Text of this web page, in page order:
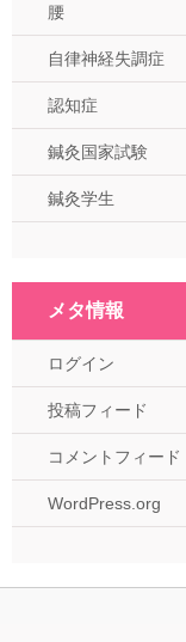
腰
自律神経失調症
認知症
鍼灸国家試験
鍼灸学生
メタ情報
ログイン
投稿フィード
コメントフィード
WordPress.org